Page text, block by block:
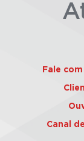
Fale com
Canal